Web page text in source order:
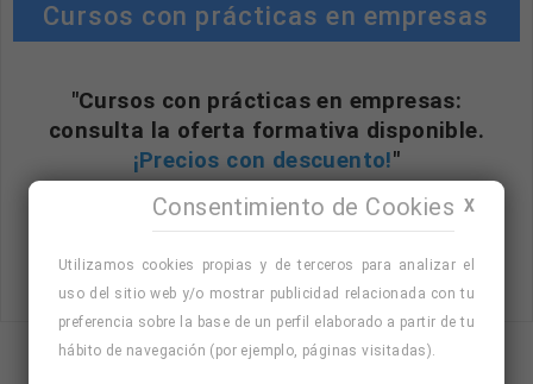
Cursos con prácticas en empresas
"Cursos con prácticas en empresas:
consulta la oferta formativa disponible.
¡Precios con descuento!"
Consulta nuestro listado de cursos
X
Consentimiento de Cookies
Utilizamos cookies propias y de terceros para analizar el
uso del sitio web y/o mostrar publicidad relacionada con tu
preferencia sobre la base de un perfil elaborado a partir de tu
hábito de navegación (por ejemplo, páginas visitadas).